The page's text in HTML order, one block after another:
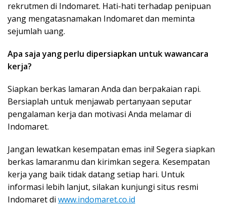
rekrutmen di Indomaret. Hati-hati terhadap penipuan
yang mengatasnamakan Indomaret dan meminta
sejumlah uang.
Apa saja yang perlu dipersiapkan untuk wawancara
kerja?
Siapkan berkas lamaran Anda dan berpakaian rapi.
Bersiaplah untuk menjawab pertanyaan seputar
pengalaman kerja dan motivasi Anda melamar di
Indomaret.
Jangan lewatkan kesempatan emas ini! Segera siapkan
berkas lamaranmu dan kirimkan segera. Kesempatan
kerja yang baik tidak datang setiap hari. Untuk
informasi lebih lanjut, silakan kunjungi situs resmi
Indomaret di www.indomaret.co.id